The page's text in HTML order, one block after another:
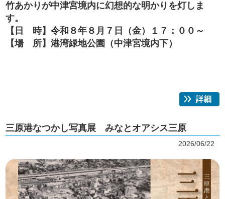
竹あかりが中津宮境内に幻想的な明かりを灯しま
す。
【日 時】令和８年８月７日（金）１７：００～
【場 所】港湾緑地公園（中津宮境内下）
三原港なつかし写真展 みなとオアシス三原
2026/06/22